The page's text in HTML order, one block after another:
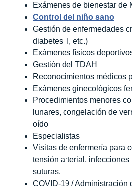
Exámenes de bienestar de
Control del niño sano
Gestión de enfermedades
diabetes II, etc.)
Exámenes físicos
Gestión del TDAH
Reconocimientos médicos
Exámenes ginecológicos
Procedimientos menores
lunares, congelación de
oído
Especialistas
Visitas de enfermería para
tensión arterial, infecciones
suturas.
COVID-19 / Administración